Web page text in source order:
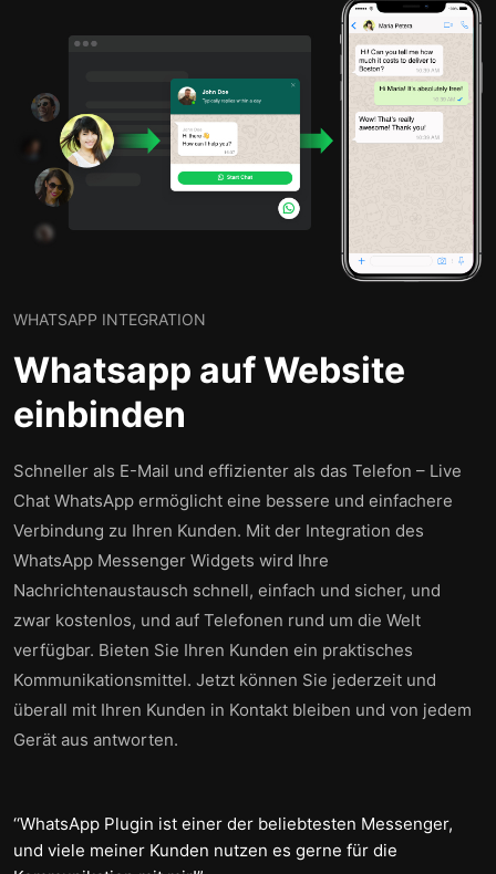
WHATSAPP INTEGRATION
Whatsapp auf Website
einbinden
Schneller als E-Mail und effizienter als das Telefon – Live
Chat WhatsApp ermöglicht eine bessere und einfachere
Verbindung zu Ihren Kunden. Mit der Integration des
WhatsApp Messenger Widgets wird Ihre
Nachrichtenaustausch schnell, einfach und sicher, und
zwar kostenlos, und auf Telefonen rund um die Welt
verfügbar. Bieten Sie Ihren Kunden ein praktisches
Kommunikationsmittel. Jetzt können Sie jederzeit und
überall mit Ihren Kunden in Kontakt bleiben und von jedem
Gerät aus antworten.
WhatsApp Plugin ist einer der beliebtesten Messenger,
und viele meiner Kunden nutzen es gerne für die